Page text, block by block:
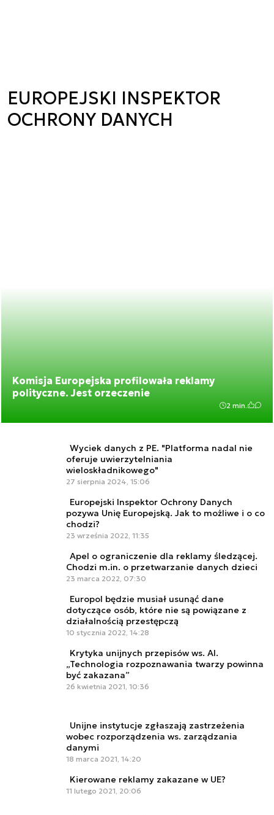
EUROPEJSKI INSPEKTOR
OCHRONY DANYCH
Komisja Europejska profilowała reklamy
polityczne. Jest orzeczenie
2 min.
Wyciek danych z PE. "Platforma nadal nie
oferuje uwierzytelniania
wieloskładnikowego"
27 sierpnia 2024, 15:06
Europejski Inspektor Ochrony Danych
pozywa Unię Europejską. Jak to możliwe i o co
chodzi?
23 września 2022, 11:35
Apel o ograniczenie dla reklamy śledzącej.
Chodzi m.in. o przetwarzanie danych dzieci
23 marca 2022, 07:30
Europol będzie musiał usunąć dane
dotyczące osób, które nie są powiązane z
działalnością przestępczą
10 stycznia 2022, 14:28
Krytyka unijnych przepisów ws. AI.
„Technologia rozpoznawania twarzy powinna
być zakazana”
26 kwietnia 2021, 10:36
Unijne instytucje zgłaszają zastrzeżenia
wobec rozporządzenia ws. zarządzania
danymi
18 marca 2021, 14:20
Kierowane reklamy zakazane w UE?
11 lutego 2021, 20:06